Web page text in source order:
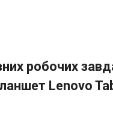
робочих
Lenovo